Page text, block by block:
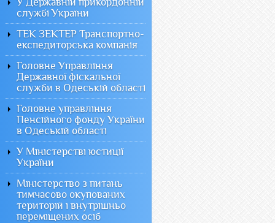
службі України
ТЕК ЗЕКТЕР Транспортно-
експедиторська компанія
Головне Управління
Державної фіскальної
служби в Одеській області
Головне управління
Пенсійного фонду України
в Одеській області
У Міністерстві юстиції
України
Міністерство з питань
тимчасово окупованих
територій і внутрішньо
переміщених осіб